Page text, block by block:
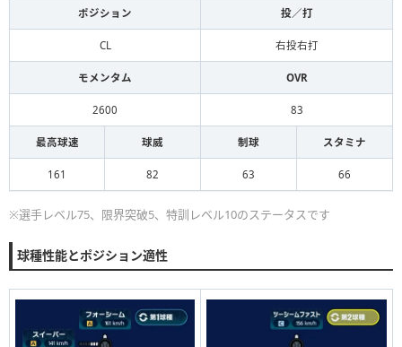
ポジション 投／打
CL 右投右打
モメンタム OVR
2600 83
最高球速 球威 制球 スタミナ
161 82 63 66
※選手レベル75、限界突破5、特訓レベル10のステータスです
球種性能とポジション適性